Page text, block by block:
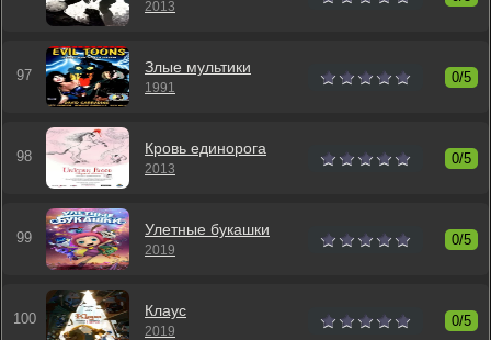
2013
Злые мультики
1991
0/5
Кровь единорога
2013
0/5
Улетные букашки
2019
0/5
Клаус
2019
0/5